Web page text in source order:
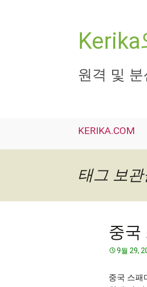
원격 및
KERIKA.COM
태그 보
중국
9월 29,
중국 스패